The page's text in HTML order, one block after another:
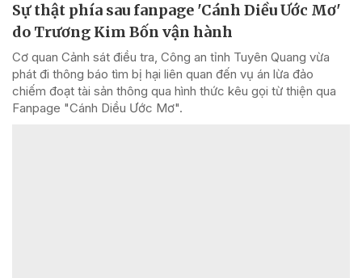
Sự thật phía sau fanpage 'Cánh Diều Ước Mơ'
do Trương Kim Bốn vận hành
Cơ quan Cảnh sát điều tra, Công an tỉnh Tuyên Quang vừa
phát đi thông báo tìm bị hại liên quan đến vụ án lừa đảo
chiếm đoạt tài sản thông qua hình thức kêu gọi từ thiện qua
Fanpage "Cánh Diều Ước Mơ".